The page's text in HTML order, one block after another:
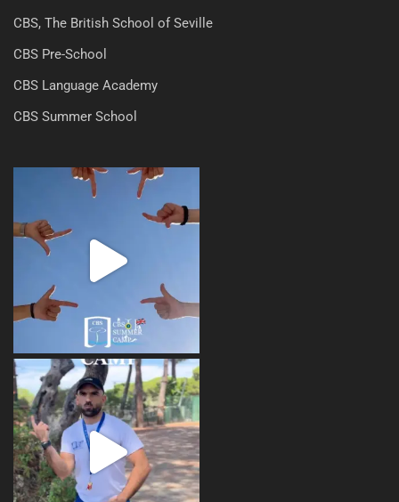
CBS, The British School of Seville
CBS Pre-School
CBS Language Academy
CBS Summer School